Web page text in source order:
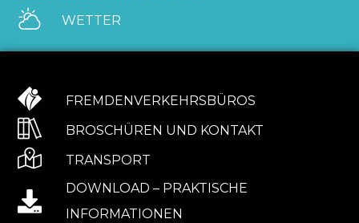
WETTER
FREMDENVERKEHRSBÜROS
BROSCHÜREN UND KONTAKT
TRANSPORT
DOWNLOAD – PRAKTISCHE
INFORMATIONEN